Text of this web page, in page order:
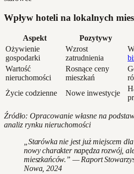
Wpływ hoteli na lokalnych
Aspekt Pozytywy
Ożywienie
gospodarki
Wzrost
zatrudnienia
Wartość
nieruchomości
Rosnące ceny
mieszkań
Życie codzienne
Nowe inwestycje
Źródło: Opracowanie własne na
analiz rynku nieruchomości
„Starówka nie jest już miejscem
nowy charakter napędza rozwój,
mieszkańców.” — Raport
Nowa, 2024